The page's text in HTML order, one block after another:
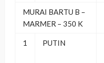
MURAI BARTU B –
MARMER – 350 K
1 PUTIN